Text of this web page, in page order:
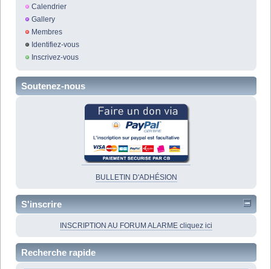
Calendrier
Gallery
Membres
Identifiez-vous
Inscrivez-vous
Soutenez-nous
BULLETIN D'ADHÉSION
S'inscrire
INSCRIPTION AU FORUM ALARME cliquez ici
Recherche rapide